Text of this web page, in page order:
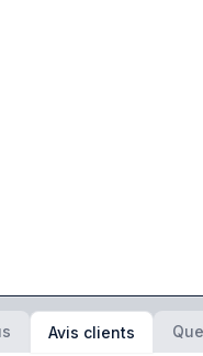
Avis clients